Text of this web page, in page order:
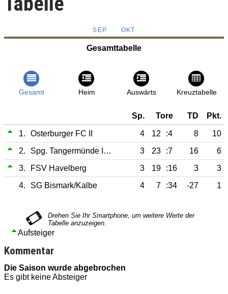
SEP OKT
Gesamttabelle
Gesamt Heim Auswärts Kreuztabelle
Sp. Tore TD Pkt.
1. Osterburger FC II 4 12 :4 8
10
2.
Spg. Tangermünde II/Lüderiz 3 23 :7 16
6
3.
FSV Havelberg 3 19 :16 3
3
4.
SG Bismark/Kalbe 4 7 :34 -27 1
Aufsteiger
Kommentar
Die Saison wurde abgebrochen
Es gibt keine Absteiger